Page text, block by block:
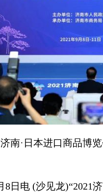
·日本进口商品博
电 (沙见龙)“2021济